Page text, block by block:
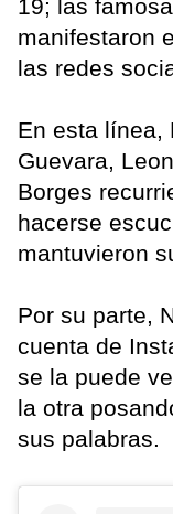
19; las
manifestaron
las redes
En esta línea,
Guevara,
Borges
hacerse
mantuvieron
Por su parte,
cuenta de
se la puede
la otra
sus palabras.